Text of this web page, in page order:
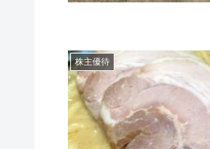
株主優待